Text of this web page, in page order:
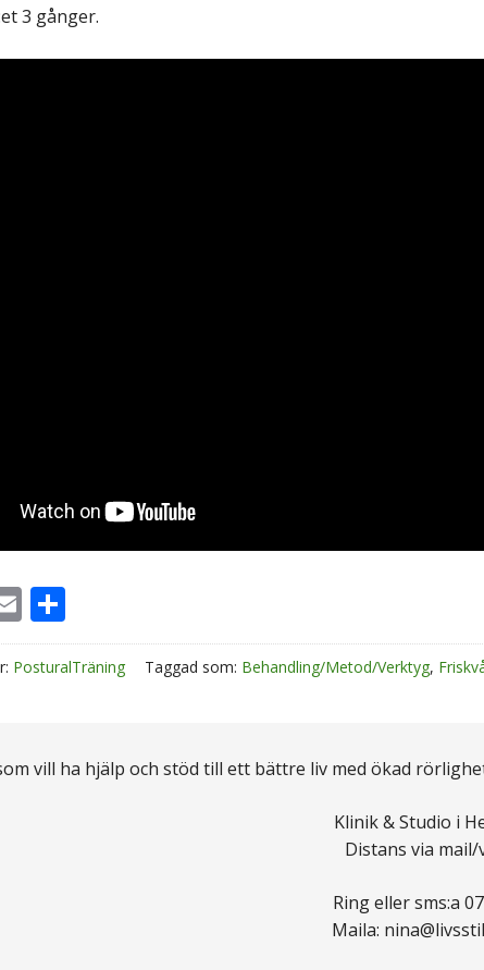
3 gånger.
Email
PosturalTräning Taggad som: Behandling/Metod/Verktyg,
vill ha hjälp och stöd till ett bättre liv med ökad
Klinik & Studio i
Distans via
Ring eller sms:a
Maila: